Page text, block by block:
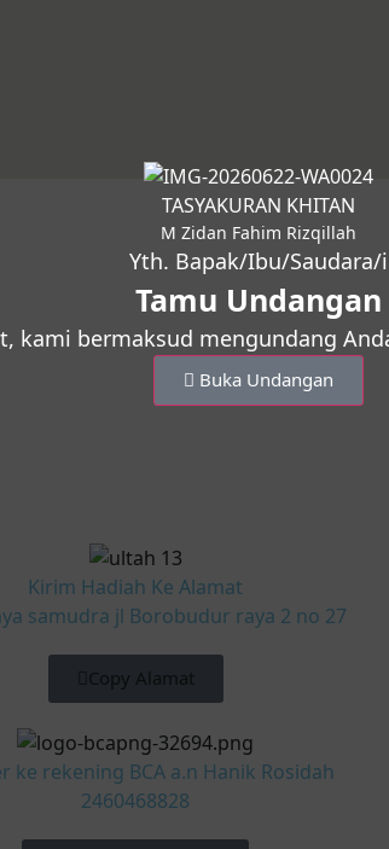
TASYAKURAN KHITAN
M Zidan Fahim Rizqillah
Yth. Bapak/Ibu/Saudara/i
Tamu Undangan
kami bermaksud mengundang
Buka Undangan
Kirim Hadiah Ke Alamat
samudra jl Borobudur raya 2 no 27
Copy Alamat
ke rekening BCA a.n Hanik Rosidah
2460468828